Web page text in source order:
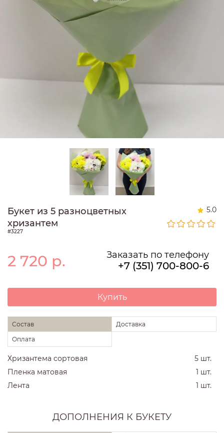
Букет из 5 разноцветных
хризантем
5.0
#3227
2 720 р. Заказать по телефону
+7 (351) 700-800-6
Купить
Состав
Доставка
Оплата
Хризантема сортовая
5 шт.
Пленка матовая
1 шт.
Лента
1 шт.
ДОПОЛНЕНИЯ К БУКЕТУ